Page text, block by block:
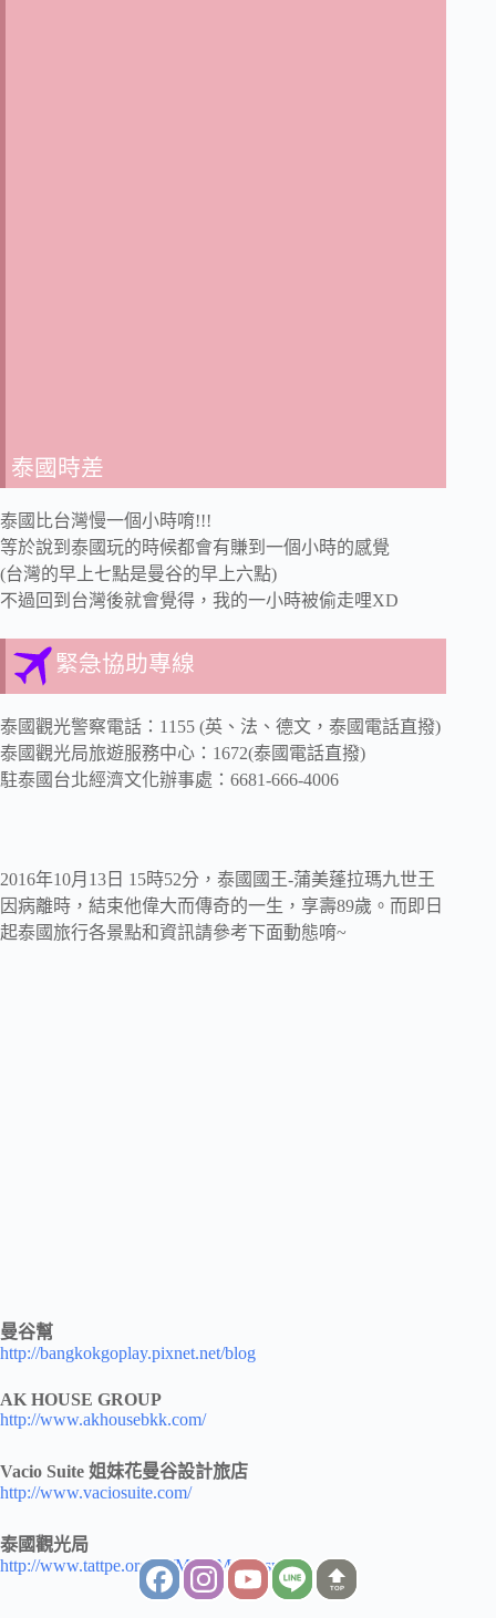
泰國時差
泰國比台灣慢一個小時唷!!!
等於說到泰國玩的時候都會有賺到一個小時的感覺
(台灣的早上七點是曼谷的早上六點)
不過回到台灣後就會覺得，我的一小時被偷走哩XD
緊急協助專線
泰國觀光警察電話：1155 (英、法、德文，泰國電話直撥)
泰國觀光局旅遊服務中心：1672(泰國電話直撥)
駐泰國台北經濟文化辦事處：6681-666-4006
2016年10月13日 15時52分，泰國國王-蒲美蓬拉瑪九世王
因病離時，結束他偉大而傳奇的一生，享壽89歲。而即日
起泰國旅行各景點和資訊請參考下面動態唷~
曼谷幫
http://bangkokgoplay.pixnet.net/blog
AK HOUSE GROUP
http://www.akhousebkk.com/
Vacio Suite 姐妹花曼谷設計旅店
http://www.vaciosuite.com/
泰國觀光局
http://www.tattpe.org.tw/Main/Main.aspx
TOP